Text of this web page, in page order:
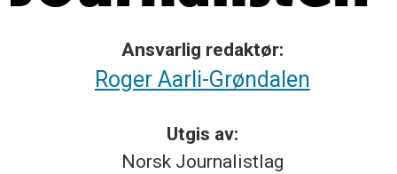
Ansvarlig redaktør:
Roger Aarli-Grøndalen
Utgis av:
Norsk Journalistlag